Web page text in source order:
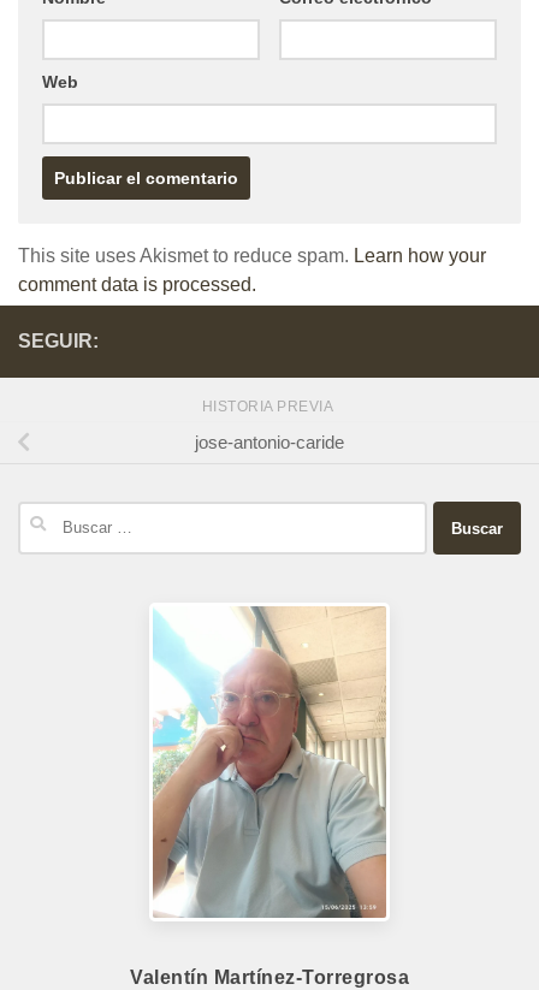
Web
This site uses Akismet to reduce spam. Learn how your
comment data is processed.
SEGUIR:
HISTORIA PREVIA
jose-antonio-caride
Buscar:
Valentín Martínez-Torregrosa